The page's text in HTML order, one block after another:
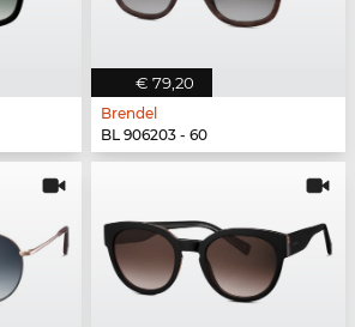
€ 79,20
Brendel
BL 906203 - 60